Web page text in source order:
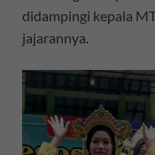
didampingi kepala
jajarannya.